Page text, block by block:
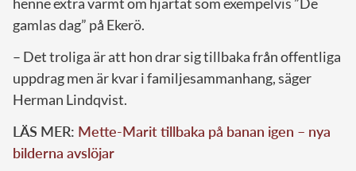
gamlas dag” på Ekerö.
– Det troliga är att hon drar sig tillbaka från offentliga
uppdrag men är kvar i familjesammanhang, säger
Herman Lindqvist.
LÄS MER: Mette-Marit tillbaka på banan igen – nya
bilderna avslöjar